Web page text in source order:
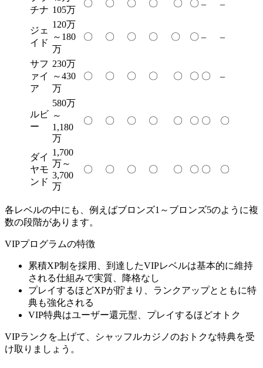
チナ 105万
〇 〇 〇 〇 〇 〇 – –
ジェ
イド
120万
～180
万
〇 〇 〇 〇 〇 〇 – –
サフ
ァイ
ア
230万
～430
万
〇 〇 〇 〇 〇 〇 〇 –
ルビ
ー
580万
～
1,180
万
〇 〇 〇 〇 〇 〇 〇 〇
ダイ
ヤモ
ンド
1,700
万～
3,700
万
〇 〇 〇 〇 〇 〇 〇 〇
各レベルの中にも、例えばブロンズ1～ブロンズ5のように複
数の段階があります。
VIPプログラムの特徴
累積XP制を採用、到達したVIPレベルは基本的に維持
される仕組みで実質、降格なし
プレイするほどXPが貯まり、ランクアップとともに特
典も強化される
VIP特典はユーザー還元型、プレイするほどオトク
VIPランクを上げて、シャッフルカジノのおトクな特典を受
け取りましょう。